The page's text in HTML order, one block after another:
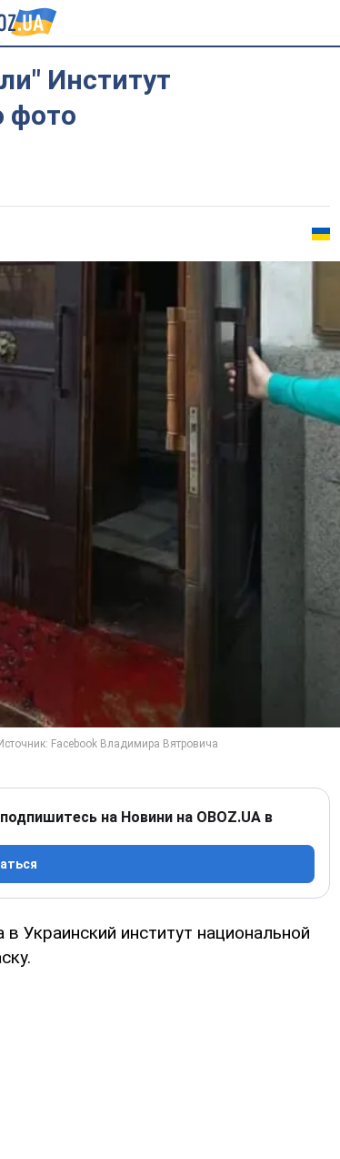
Институт
фото
на Новини на OBOZ.UA в
Украинский институт национальной